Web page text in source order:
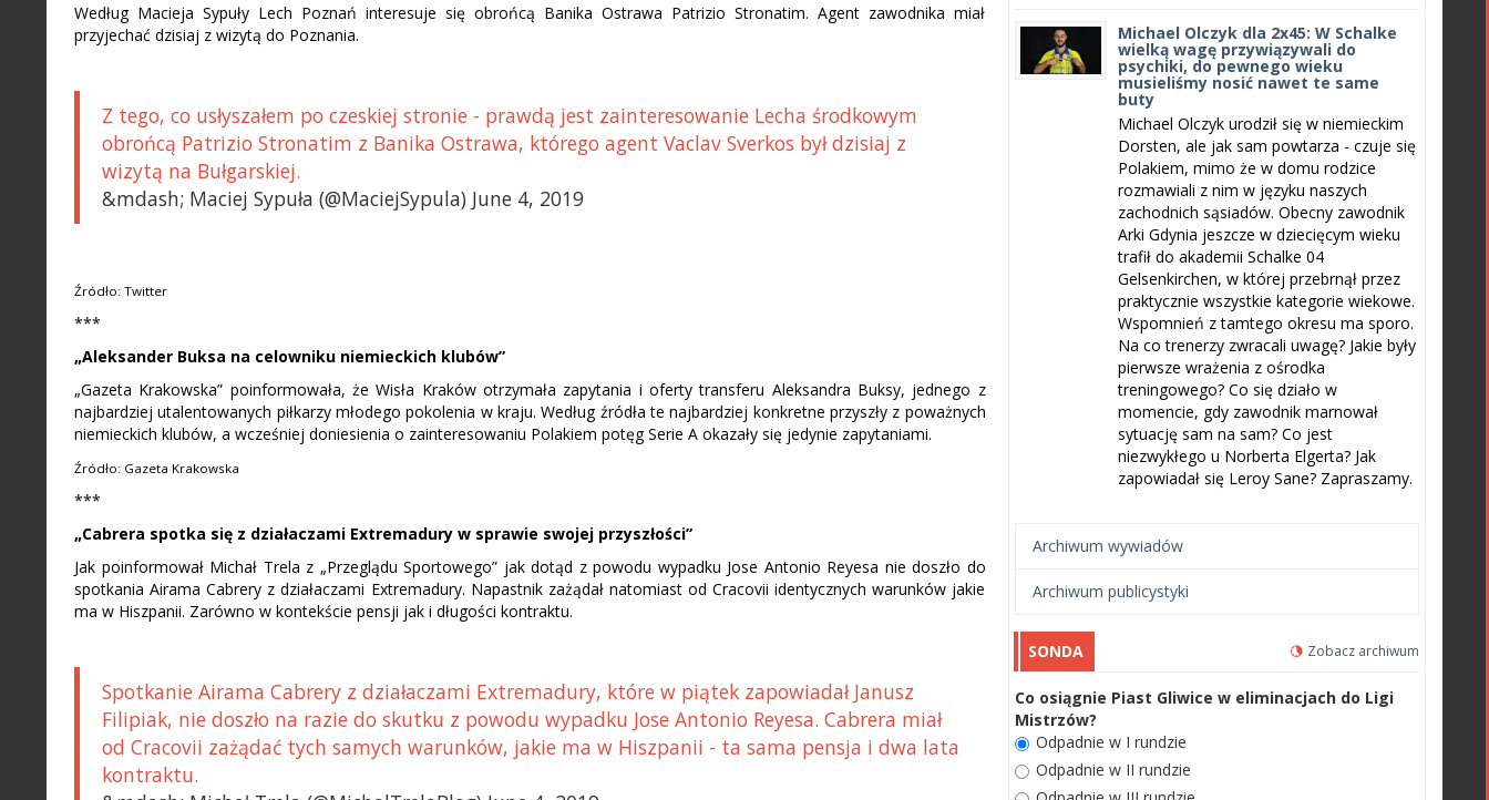
Według Macieja Sypuły Lech Poznań interesuje się obrońcą Banika Ostrawa Patrizio Stronatim. Agent zawodnika miał
przyjechać dzisiaj z wizytą do Poznania.
Z tego, co usłyszałem po czeskiej stronie - prawdą jest zainteresowanie Lecha środkowym
obrońcą Patrizio Stronatim z Banika Ostrawa, którego agent Vaclav Sverkos był dzisiaj z
wizytą na Bułgarskiej.
&mdash; Maciej Sypuła (@MaciejSypula) June 4, 2019
Źródło: Twitter
***
„Aleksander Buksa na celowniku niemieckich klubów”
„Gazeta Krakowska” poinformowała, że Wisła Kraków otrzymała zapytania i oferty transferu Aleksandra Buksy, jednego z
najbardziej utalentowanych piłkarzy młodego pokolenia w kraju. Według źródła te najbardziej konkretne przyszły z poważnych
niemieckich klubów, a wcześniej doniesienia o zainteresowaniu Polakiem potęg Serie A okazały się jedynie zapytaniami.
Źródło: Gazeta Krakowska
***
„Cabrera spotka się z działaczami Extremadury w sprawie swojej przyszłości”
Jak poinformował Michał Trela z „Przeglądu Sportowego” jak dotąd z powodu wypadku Jose Antonio Reyesa nie doszło do
spotkania Airama Cabrery z działaczami Extremadury. Napastnik zażądał natomiast od Cracovii identycznych warunków jakie
ma w Hiszpanii. Zarówno w kontekście pensji jak i długości kontraktu.
Spotkanie Airama Cabrery z działaczami Extremadury, które w piątek zapowiadał Janusz
Filipiak, nie doszło na razie do skutku z powodu wypadku Jose Antonio Reyesa. Cabrera miał
od Cracovii zażądać tych samych warunków, jakie ma w Hiszpanii - ta sama pensja i dwa lata
kontraktu.
Michael Olczyk dla 2x45: W Schalke
wielką wagę przywiązywali do
psychiki, do pewnego wieku
musieliśmy nosić nawet te same
buty
Michael Olczyk urodził się w niemieckim
Dorsten, ale jak sam powtarza - czuje się
Polakiem, mimo że w domu rodzice
rozmawiali z nim w języku naszych
zachodnich sąsiadów. Obecny zawodnik
Arki Gdynia jeszcze w dziecięcym wieku
trafił do akademii Schalke 04
Gelsenkirchen, w której przebrnął przez
praktycznie wszystkie kategorie wiekowe.
Wspomnień z tamtego okresu ma sporo.
Na co trenerzy zwracali uwagę? Jakie były
pierwsze wrażenia z ośrodka
treningowego? Co się działo w
momencie, gdy zawodnik marnował
sytuację sam na sam? Co jest
niezwykłego u Norberta Elgerta? Jak
zapowiadał się Leroy Sane? Zapraszamy.
Archiwum wywiadów
Archiwum publicystyki
SONDA Zobacz archiwum
Co osiągnie Piast Gliwice w eliminacjach do Ligi
Mistrzów?
Odpadnie w I rundzie
Odpadnie w II rundzie